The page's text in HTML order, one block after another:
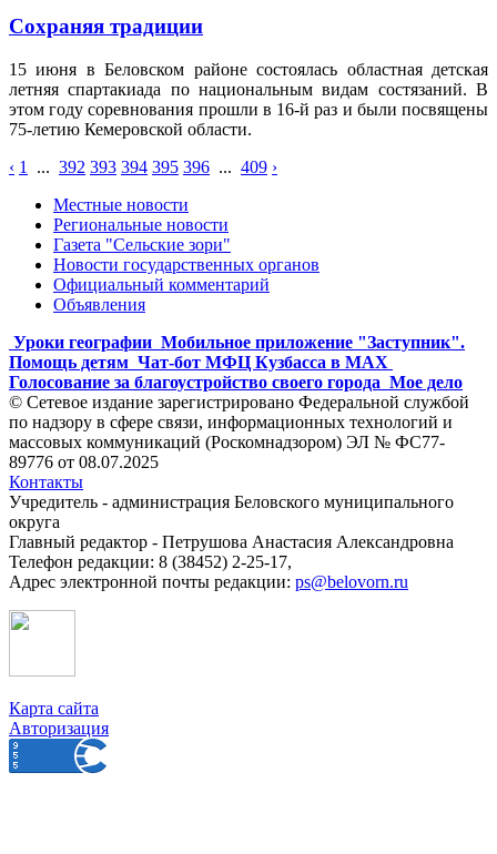
Сохраняя традиции
15 июня в Беловском районе состоялась областная детская
летняя спартакиада по национальным видам состязаний. В
этом году соревнования прошли в 16-й раз и были посвящены
75-летию Кемеровской области.
‹ 1 ... 392 393 394 395 396 ... 409 ›
Местные новости
Региональные новости
Газета "Сельские зори"
Новости государственных органов
Официальный комментарий
Объявления
Уроки географии Мобильное приложение "Заступник".
Помощь детям Чат-бот МФЦ Кузбасса в MAX
Голосование за благоустройство своего города Мое дело
© Сетевое издание зарегистрировано Федеральной службой
по надзору в сфере связи, информационных технологий и
массовых коммуникаций (Роскомнадзором) ЭЛ № ФС77-
89776 от 08.07.2025
Контакты
Учредитель - администрация Беловского муниципального
округа
Главный редактор - Петрушова Анастасия Александровна
Телефон редакции: 8 (38452) 2-25-17,
Адрес электронной почты редакции: ps@belovorn.ru
Карта сайта
Авторизация